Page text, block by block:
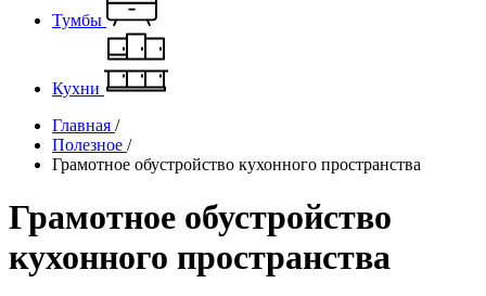
Тумбы
Кухни
Главная /
Полезное /
Грамотное обустройство кухонного пространства
Грамотное обустройство
кухонного пространства